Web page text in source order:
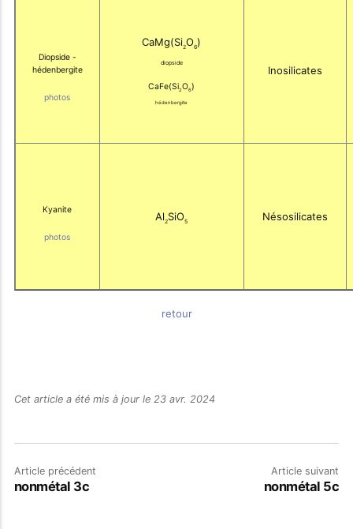
Diopside -
hédenbergite
photos
CaMg(Si2O6)
diopside
CaFe(Si2 O6)
hédenbergite
Inosilicates
Kyanite
photos
Al2SiO5 Nésosilicates
retour
Cet article a été mis à jour le 23 avr. 2024
Article précédent
nonmétal 3c
Article suivant
nonmétal 5c